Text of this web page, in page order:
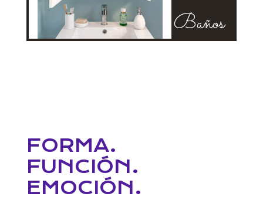
Baños
FORMA.
FUNCIÓN.
EMOCIÓN.